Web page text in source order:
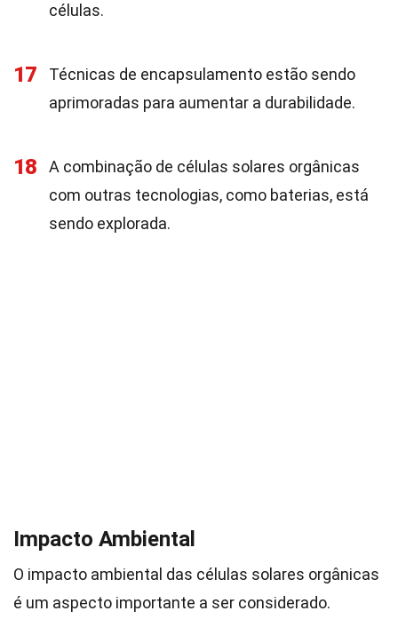
células.
17
Técnicas de encapsulamento estão sendo
aprimoradas para aumentar a durabilidade.
18
A combinação de células solares orgânicas
com outras tecnologias, como baterias, está
sendo explorada.
Impacto Ambiental
O impacto ambiental das células solares orgânicas
é um aspecto importante a ser considerado.